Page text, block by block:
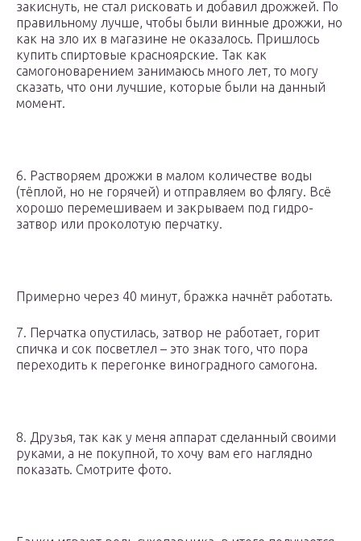
закиснуть, не стал рисковать и добавил дрожжей. По
правильному лучше, чтобы были винные дрожжи, но
как на зло их в магазине не оказалось. Пришлось
купить спиртовые красноярские. Так как
самогоноварением занимаюсь много лет, то могу
сказать, что они лучшие, которые были на данный
момент.
6. Растворяем дрожжи в малом количестве воды
(тёплой, но не горячей) и отправляем во флягу. Всё
хорошо перемешиваем и закрываем под гидро-
затвор или проколотую перчатку.
Примерно через 40 минут, бражка начнёт работать.
7. Перчатка опустилась, затвор не работает, горит
спичка и сок посветлел – это знак того, что пора
переходить к перегонке виноградного самогона.
8. Друзья, так как у меня аппарат сделанный своими
руками, а не покупной, то хочу вам его наглядно
показать. Смотрите фото.